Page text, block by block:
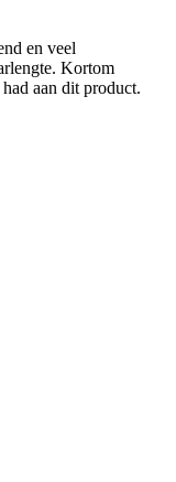
en veel
Kortom
aan dit product.